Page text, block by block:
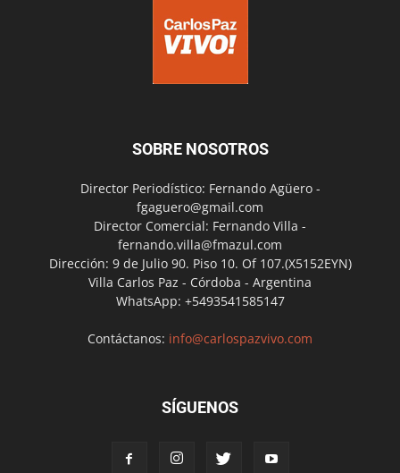
SOBRE NOSOTROS
Director Periodístico: Fernando Agüero -
fgaguero@gmail.com
Director Comercial: Fernando Villa -
fernando.villa@fmazul.com
Dirección: 9 de Julio 90. Piso 10. Of 107.(X5152EYN)
Villa Carlos Paz - Córdoba - Argentina
WhatsApp: +5493541585147
Contáctanos: info@carlospazvivo.com
SÍGUENOS